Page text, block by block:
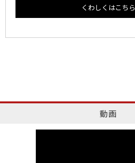
くわしくはこちら
動画